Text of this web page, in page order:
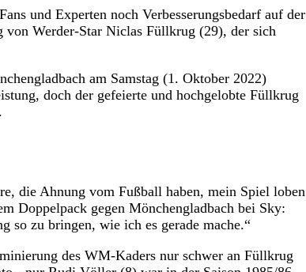
und Experten noch Verbesserungsbedarf auf der
Werder-Star Niclas Füllkrug (29), der sich
am Samstag (1. Oktober 2022)
doch der gefeierte und hochgelobte Füllkrug
die Ahnung vom Fußball haben, mein Spiel loben
Doppelpack gegen Mönchengladbach bei Sky:
so zu bringen, wie ich es gerade mache.“
des WM-Kaders nur schwer an Füllkrug